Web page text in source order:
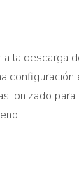
a la descarga
configuración
ionizado